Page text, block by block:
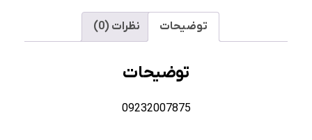
توضیحات نظرات (0)
توضیحات
09232007875